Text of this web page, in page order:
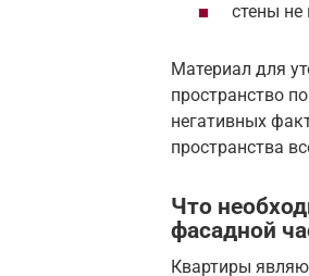
стены
Материал для
пространство
негативных
пространства
Что
фасадной
Квартиры